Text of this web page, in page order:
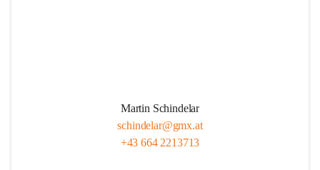
Martin Schindelar
schindelar@gmx.at
+43 664 2213713